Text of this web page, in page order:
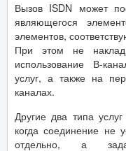
Вызов ISDN может
являющегося
элементов,
При этом не
использование В-
услуг, а также на
каналах.
Другие два типа
когда соединение не
отдельно, а